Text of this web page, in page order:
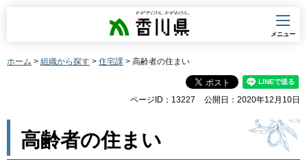
香川県
メニュー
ホーム > 組織から探す > 住宅課 > 高齢者の住まい
ページID：13227 公開日：2020年12月10日
高齢者の住まい